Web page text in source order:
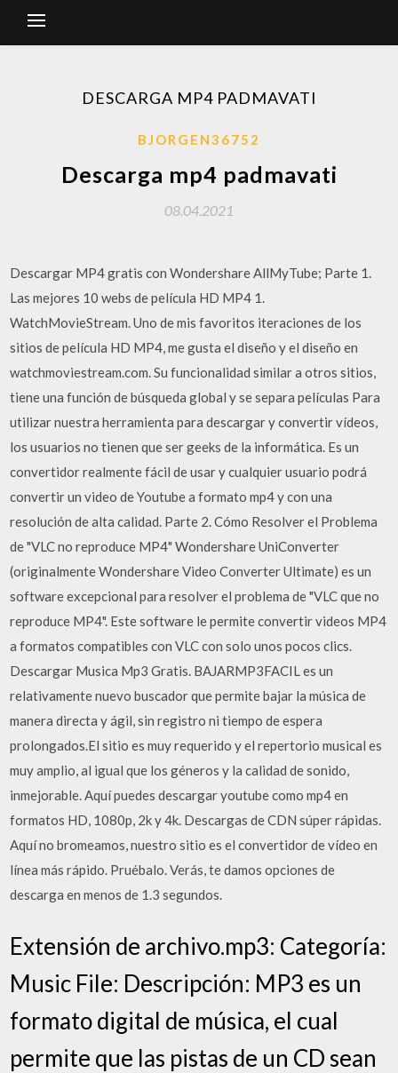
DESCARGA MP4 PADMAVATI
BJORGEN36752
Descarga mp4 padmavati
08.04.2021
Descargar MP4 gratis con Wondershare AllMyTube; Parte 1.
Las mejores 10 webs de película HD MP4 1.
WatchMovieStream. Uno de mis favoritos iteraciones de los
sitios de película HD MP4, me gusta el diseño y el diseño en
watchmoviestream.com. Su funcionalidad similar a otros sitios,
tiene una función de búsqueda global y se separa películas Para
utilizar nuestra herramienta para descargar y convertir vídeos,
los usuarios no tienen que ser geeks de la informática. Es un
convertidor realmente fácil de usar y cualquier usuario podrá
convertir un video de Youtube a formato mp4 y con una
resolución de alta calidad. Parte 2. Cómo Resolver el Problema
de "VLC no reproduce MP4" Wondershare UniConverter
(originalmente Wondershare Video Converter Ultimate) es un
software excepcional para resolver el problema de "VLC que no
reproduce MP4". Este software le permite convertir videos MP4
a formatos compatibles con VLC con solo unos pocos clics.
Descargar Musica Mp3 Gratis. BAJARMP3FACIL es un
relativamente nuevo buscador que permite bajar la música de
manera directa y ágil, sin registro ni tiempo de espera
prolongados.El sitio es muy requerido y el repertorio musical es
muy amplio, al igual que los géneros y la calidad de sonido,
inmejorable. Aquí puedes descargar youtube como mp4 en
formatos HD, 1080p, 2k y 4k. Descargas de CDN súper rápidas.
Aquí no bromeamos, nuestro sitio es el convertidor de vídeo en
línea más rápido. Pruébalo. Verás, te damos opciones de
descarga en menos de 1.3 segundos.
Extensión de archivo.mp3: Categoría:
Music File: Descripción: MP3 es un
formato digital de música, el cual
permite que las pistas de un CD sean